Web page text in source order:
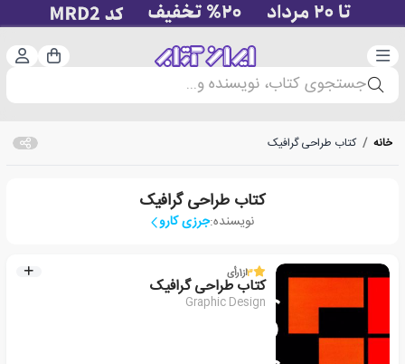
دسته‌بندی سبد
جستجوی کتاب، نویسنده و...
خانه / کتاب طراحی گرافیک
کتاب طراحی گرافیک
نویسنده:جرزی کارو
3از1رأی
کتاب طراحی گرافیک
Graphic Design